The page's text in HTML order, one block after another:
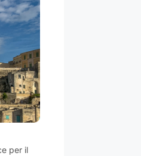
per il